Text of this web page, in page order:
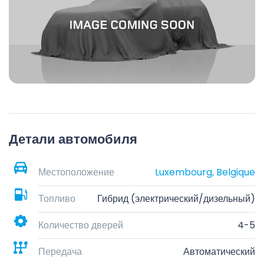
Детали автомобиля
Местоположение
Luxembourg, Belgique
Топливо
Гибрид (электрический/дизельный)
Количество дверей
4-5
Передача
Автоматический